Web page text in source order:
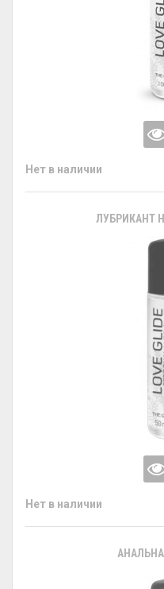
Нет в наличии
ЛУБРИКАНТ
Нет в наличии